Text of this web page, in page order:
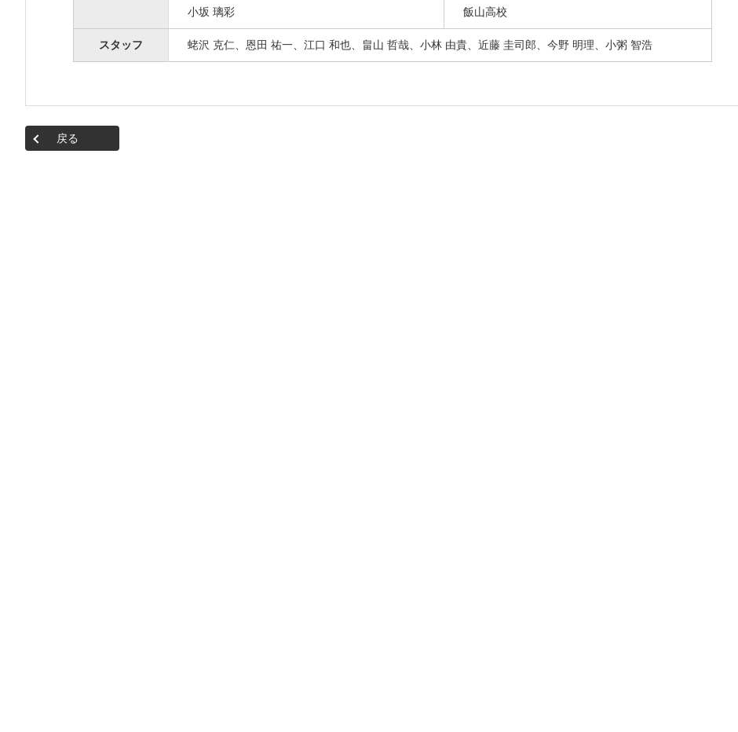
小坂 璃彩 飯山高校
スタッフ 蛯沢 克仁、恩田 祐一、江口 和也、畠山 哲哉、小林 由貴、近藤 圭司郎、今野 明理、小粥 智浩
戻る